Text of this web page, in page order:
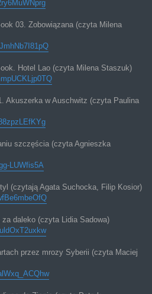
03. Zobowiązana (czyta Milena
Hotel Lao (czyta Milena Staszuk)
Akuszerka w Auschwitz (czyta Paulina
szczęścia (czyta Agnieszka
LUWfis5A
(czytają Agata Suchocka, Filip Kosior)
daleko (czyta Lidia Sadowa)
przez mrozy Syberii (czyta Maciej